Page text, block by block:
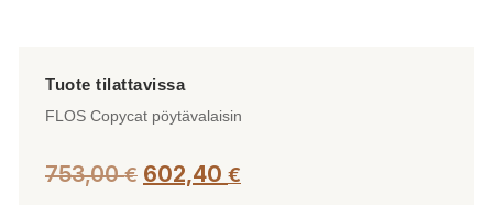
FLOS Copycat pöytävalaisin
753,00€ 602,40 €